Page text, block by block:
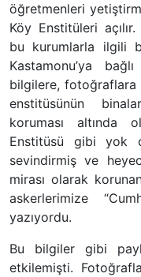
öğretmenleri
Köy Enstitüleri
bu kurumlarla ilgili
Kastamonu’ya
bilgilere, fotoğraflara
enstitüsünün
koruması altında
Enstitüsü gibi yok
sevindirmiş ve
mirası olarak
askerlerimize
yazıyordu.
Bu bilgiler gibi
etkilemişti.